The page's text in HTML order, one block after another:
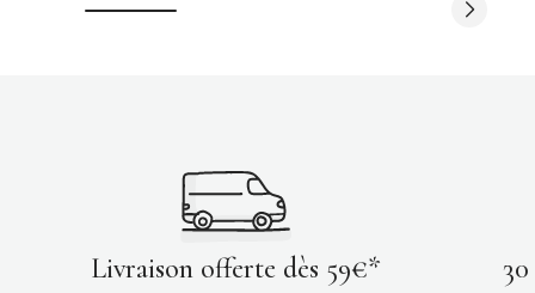
Livraison offerte dès 59€*